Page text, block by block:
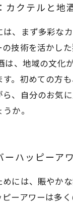
カクテルと地
、まず多彩な
技術を活かし
は、地域の文
。初めての方
、自分のお気
か。
ーハッピーア
には、賑やか
ーアワーは多